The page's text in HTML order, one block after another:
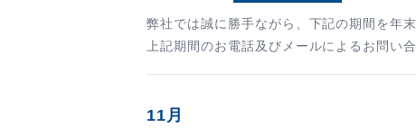
弊社では誠に勝手ながら、下記の期間を年末年始休業とさせていただきます。 【
上記期間のお電話及びメールによるお問い
11月